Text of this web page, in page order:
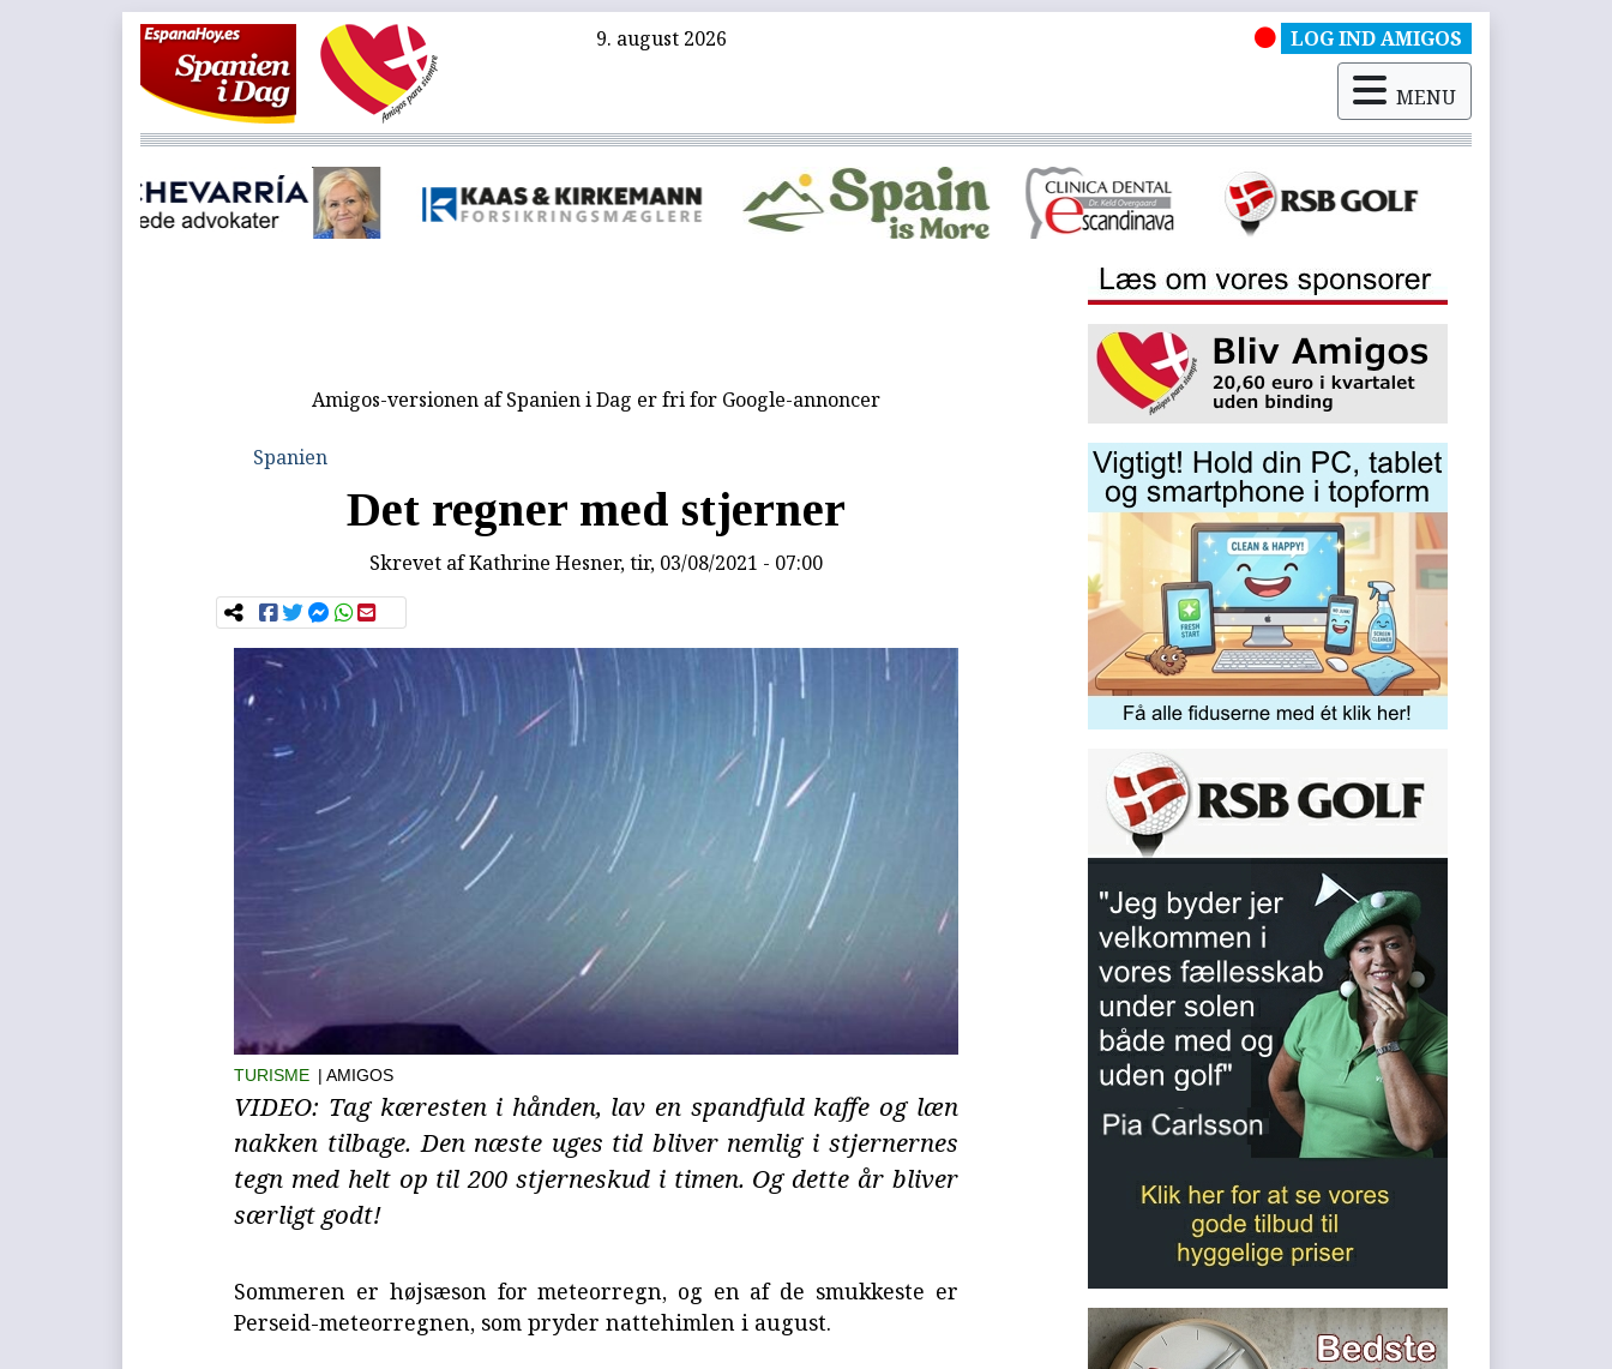
9. august 2026 LOG IND AMIGOS
MENU
Amigos-versionen af Spanien i Dag er fri for Google-annoncer
Spanien
Det regner med stjerner
Skrevet afKathrine Hesner, tir, 03/08/2021 - 07:00
TURISME | AMIGOS
VIDEO: Tag kæresten i hånden, lav en spandfuld kaffe og læn
nakken tilbage. Den næste uges tid bliver nemlig i stjernernes
tegn med helt op til 200 stjerneskud i timen. Og dette år bliver
særligt godt!
Sommeren er højsæson for meteorregn, og en af de smukkeste er
Perseid-meteorregnen, som pryder nattehimlen i august.